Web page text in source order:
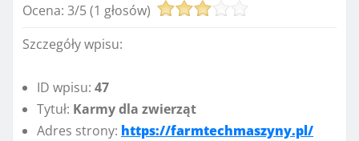
Ocena: 3/5(1 głosów)
Szczegóły wpisu:
ID wpisu: 47
Tytuł: Karmy dla zwierząt
Adres strony: https://farmtechmaszyny.pl/